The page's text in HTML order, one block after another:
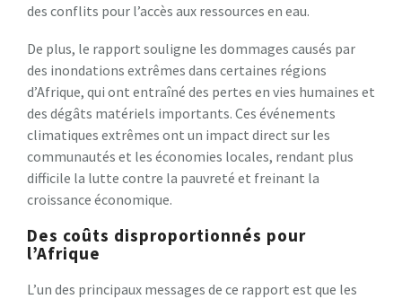
des conflits pour l’accès aux ressources en eau.
De plus, le rapport souligne les dommages causés par
des inondations extrêmes dans certaines régions
d’Afrique, qui ont entraîné des pertes en vies humaines et
des dégâts matériels importants. Ces événements
climatiques extrêmes ont un impact direct sur les
communautés et les économies locales, rendant plus
difficile la lutte contre la pauvreté et freinant la
croissance économique.
Des coûts disproportionnés pour
l’Afrique
L’un des principaux messages de ce rapport est que les